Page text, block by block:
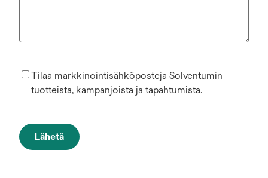
Tilaa markkinointisähköposteja Solventumin
tuotteista, kampanjoista ja tapahtumista.
Lähetä